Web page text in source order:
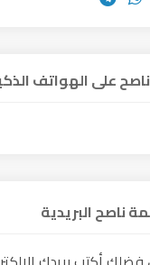
على الهواتف
ناصح البريدية